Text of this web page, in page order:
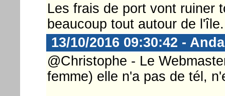
Les frais de port vont ruiner
beaucoup tout autour de
13/10/2016 09:30:42 -
@Christophe - Le
femme) elle n'a pas de tél,